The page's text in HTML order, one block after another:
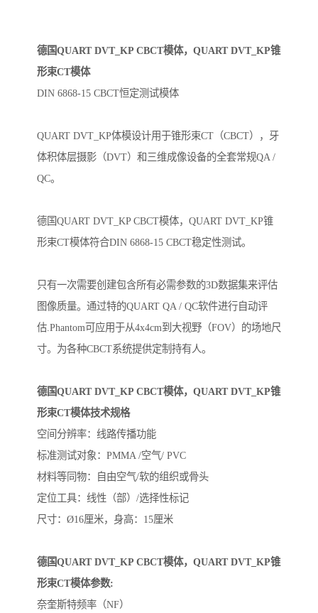
德国QUART DVT_KP CBCT模体，QUART DVT_KP锥
形束CT模体
DIN 6868-15 CBCT恒定测试模体
QUART DVT_KP体模设计用于锥形束CT（CBCT），牙
体积体层摄影（DVT）和三维成像设备的全套常规QA /
QC。
德国QUART DVT_KP CBCT模体，QUART DVT_KP锥
形束CT模体符合DIN 6868-15 CBCT稳定性测试。
只有一次需要创建包含所有必需参数的3D数据集来评估
图像质量。通过特的QUART QA / QC软件进行自动评
估.Phantom可应用于从4x4cm到大视野（FOV）的场地尺
寸。为各种CBCT系统提供定制持有人。
德国QUART DVT_KP CBCT模体，QUART DVT_KP锥
形束CT模体技术规格
空间分辨率：线路传播功能
标准测试对象：PMMA /空气/ PVC
材料等同物：自由空气/软的组织或骨头
定位工具：线性（部）/选择性标记
尺寸：Ø16厘米，身高：15厘米
德国QUART DVT_KP CBCT模体，QUART DVT_KP锥
形束CT模体参数:
奈奎斯特频率（NF）